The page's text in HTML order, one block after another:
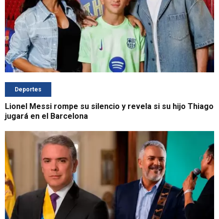
Deportes
Lionel Messi rompe su silencio y revela si su hijo Thiago
jugará en el Barcelona